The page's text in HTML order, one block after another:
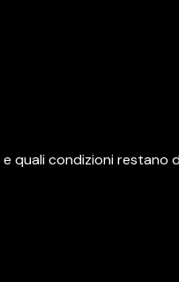
quali condizioni